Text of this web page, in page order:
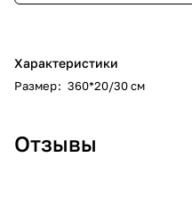
Характеристики
Размер: 360*20/30 см
Отзывы